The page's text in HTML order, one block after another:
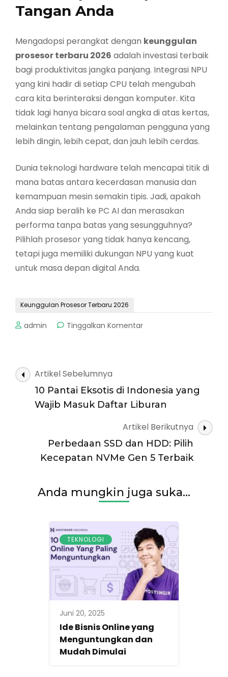
Tangan Anda
Mengadopsi perangkat dengan keunggulan
prosesor terbaru 2026 adalah investasi terbaik
bagi produktivitas jangka panjang. Integrasi NPU
yang kini hadir di setiap CPU telah mengubah
cara kita berinteraksi dengan komputer. Kita
tidak lagi hanya bicara soal angka di atas kertas,
melainkan tentang pengalaman pengguna yang
lebih dingin, lebih cepat, dan jauh lebih cerdas.
Dunia teknologi hardware telah mencapai titik di
mana batas antara kecerdasan manusia dan
kemampuan mesin semakin tipis. Jadi, apakah
Anda siap beralih ke PC AI dan merasakan
performa tanpa batas yang sesungguhnya?
Pilihlah prosesor yang tidak hanya kencang,
tetapi juga memiliki dukungan NPU yang kuat
untuk masa depan digital Anda.
Keunggulan Prosesor Terbaru 2026
admin Tinggalkan Komentarpada
AI
NPU
Canggih
Navigasi
Artikel
Artikel Sebelumnya
10 Pantai Eksotis di Indonesia yang
Wajib Masuk Daftar Liburan
Artikel Berikutnya
Perbedaan SSD dan HDD: Pilih
Kecepatan NVMe Gen 5 Terbaik
Anda mungkin juga suka...
TEKNOLOGI
Juni 20, 2025
Ide Bisnis Online yang
Menguntungkan dan
Mudah Dimulai